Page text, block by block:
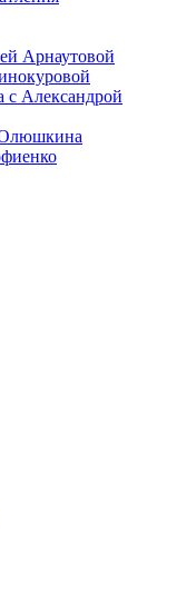
Арнаутовой
с Александрой
Олюшкина